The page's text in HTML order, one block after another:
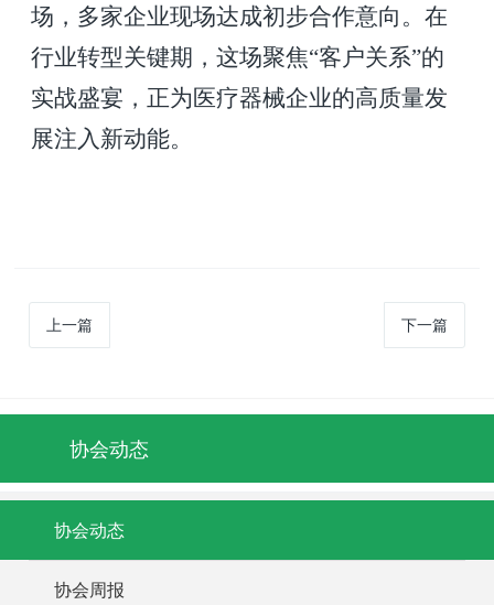
场，多家企业现场达成初步合作意向。在
行业转型关键期，这场聚焦“客户关系”的
实战盛宴，正为医疗器械企业的高质量发
展注入新动能。
上一篇 下一篇
协会动态
协会动态
协会周报